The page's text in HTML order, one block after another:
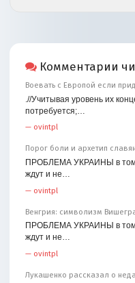
Комментарии
Воевать с Европой если
.//Учитывая уровень их
потребуется;…
— ovintpl
Порог боли и архетип
ПРОБЛЕМА УКРАИНЫ в том,
ждут и не…
— ovintpl
Венгрия: символизм
ПРОБЛЕМА УКРАИНЫ в том,
ждут и не…
— ovintpl
Лукашенко рассказал о